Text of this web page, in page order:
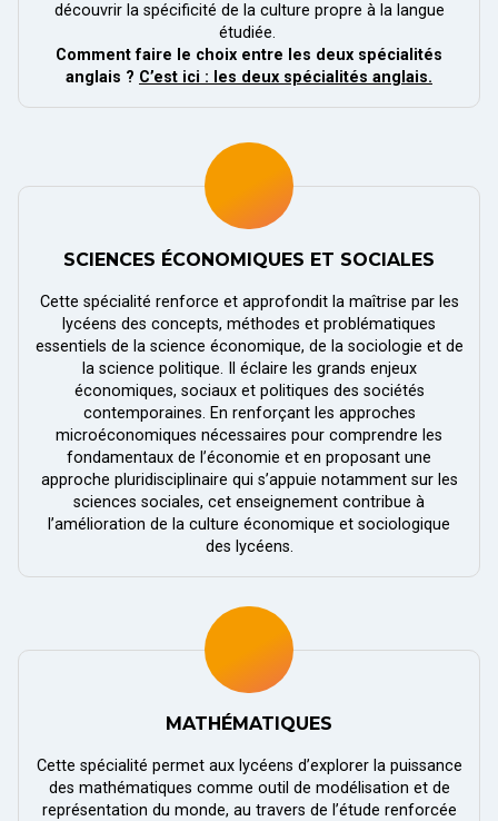
découvrir la spécificité de la culture propre à la langue
étudiée.
Comment faire le choix entre les deux spécialités
anglais ? C’est ici : les deux spécialités anglais.
SCIENCES ÉCONOMIQUES ET SOCIALES
Cette spécialité renforce et approfondit la maîtrise par les
lycéens des concepts, méthodes et problématiques
essentiels de la science économique, de la sociologie et de
la science politique. Il éclaire les grands enjeux
économiques, sociaux et politiques des sociétés
contemporaines. En renforçant les approches
microéconomiques nécessaires pour comprendre les
fondamentaux de l’économie et en proposant une
approche pluridisciplinaire qui s’appuie notamment sur les
sciences sociales, cet enseignement contribue à
l’amélioration de la culture économique et sociologique
des lycéens.
MATHÉMATIQUES
Cette spécialité permet aux lycéens d’explorer la puissance
des mathématiques comme outil de modélisation et de
représentation du monde, au travers de l’étude renforcée